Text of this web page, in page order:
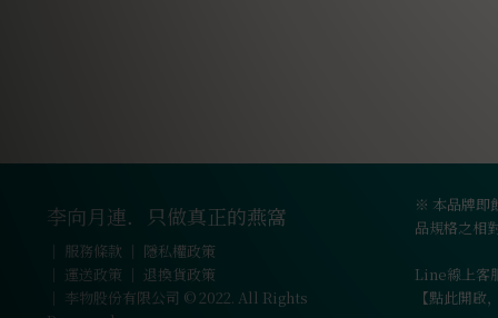
李向月連．只做真正的燕窩
｜ 服務條款 ｜ 隱私權政策
｜ 運送政策 ｜ 退換貨政策
｜ 李物股份有限公司 © 2022. All Rights
※ 本品牌即
品規格之相
Line線上客
【點此開啟